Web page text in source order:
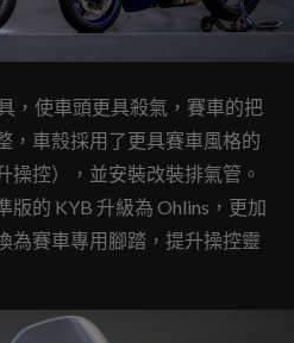
，使車頭更具殺氣，賽車的把
，車殼採用了更具賽車風格的
操控），並安裝改裝排氣管。
版的 KYB 升級為 Ohlins，更加
為賽車專用腳踏，提升操控靈